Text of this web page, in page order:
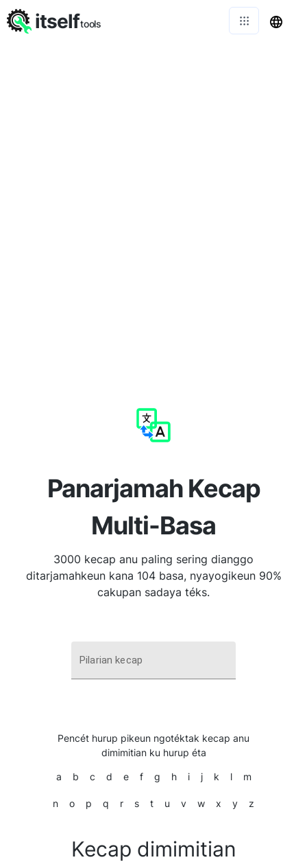
Panarjamah Kecap
Multi-Basa
3000 kecap anu paling sering dianggo
ditarjamahkeun kana 104 basa, nyayogikeun 90%
cakupan sadaya téks.
Pilarian kecap
Pencét hurup pikeun ngotéktak kecap anu
dimimitian ku hurup éta
a b c d e f g h i j k l m
n o p q r s t u v w x y z
Kecap dimimitian
itselftools